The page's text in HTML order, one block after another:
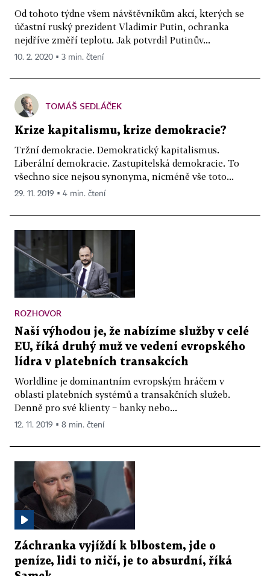
Od tohoto týdne všem návštěvníkům akcí, kterých se
účastní ruský prezident Vladimir Putin, ochranka
nejdříve změří teplotu. Jak potvrdil Putinův...
10. 2. 2020 ▪ 3 min. čtení
TOMÁŠ SEDLÁČEK
Krize kapitalismu, krize demokracie?
Tržní demokracie. Demokratický kapitalismus.
Liberální demokracie. Zastupitelská demokracie. To
všechno sice nejsou synonyma, nicméně vše toto...
29. 11. 2019 ▪ 4 min. čtení
ROZHOVOR
Naší výhodou je, že nabízíme služby v celé
EU, říká druhý muž ve vedení evropského
lídra v platebních transakcích
Worldline je dominantním evropským hráčem v
oblasti platebních systémů a transakčních služeb.
Denně pro své klienty − banky nebo...
12. 11. 2019 ▪ 8 min. čtení
Záchranka vyjíždí k blbostem, jde o
peníze, lidi to ničí, je to absurdní, říká